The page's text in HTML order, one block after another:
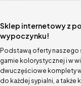
Sklep internetowy z
wypoczynku!
Podstawą oferty naszego
gamie kolorystycznej i w
dwuczęściowe komplety
do każdej sypialni, a